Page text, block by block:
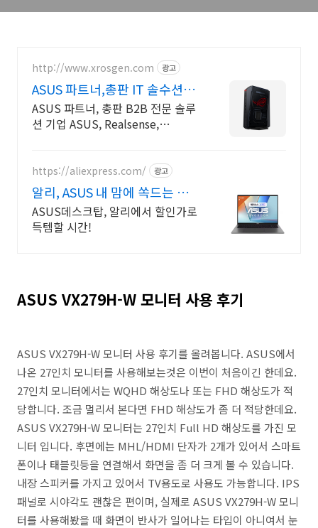
http://www.xrosgen.com 광고
ASUS 파트너,총판 IT 솔수션
B2B 전문업체
ASUS 파트너, 총판 B2B 전문 솔루
션 기업 ASUS, Realsense,
https://aliexpress.com/ 광고
알리, ASUS 내 맘에 쏙드는 오늘
의 특가
ASUS데스크탑, 알리에서 할인가로
득템할 시간!
ASUS VX279H-W 모니터 사용 후기
ASUS VX279H-W 모니터 사용 후기를 올려봅니다. ASUS에서
나온 27인치 모니터를 사용해보는것은 이번이 처음이긴 한데요.
27인치 모니터에서는 WQHD 해상도나 또는 FHD 해상도가 적
당합니다. 조금 멀리서 본다면 FHD 해상도가 좀 더 적당한데요.
ASUS VX279H-W 모니터는 27인치 Full HD 해상도를 가진 모
니터 입니다. 후면에는 MHL/HDMI 단자가 2개가 있어서 스마트
폰이나 태블릿등을 연결해서 화면을 좀 더 크게 볼 수 있습니다.
내장 스피커를 가지고 있어서 TV용도로 사용도 가능합니다. IPS
패널로 시야각도 괜찮은 편이며, 실제로 ASUS VX279H-W 모니
터를 사용해봤을 때 화면이 반사가 일어나는 타입이 아니여서 눈